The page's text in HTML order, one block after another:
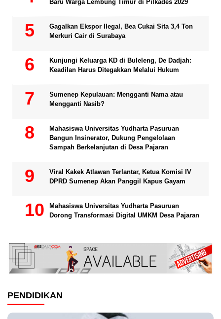
Baru Warga Lembung Timur di Pilkades 2029
Gagalkan Ekspor Ilegal, Bea Cukai Sita 3,4 Ton
Merkuri Cair di Surabaya
Kunjungi Keluarga KD di Buleleng, De Dadjah:
Keadilan Harus Ditegakkan Melalui Hukum
Sumenep Kepulauan: Mengganti Nama atau
Mengganti Nasib?
Mahasiswa Universitas Yudharta Pasuruan
Bangun Insinerator, Dukung Pengelolaan
Sampah Berkelanjutan di Desa Pajaran
Viral Kakek Atlawan Terlantar, Ketua Komisi IV
DPRD Sumenep Akan Panggil Kapus Gayam
Mahasiswa Universitas Yudharta Pasuruan
Dorong Transformasi Digital UMKM Desa Pajaran
PENDIDIKAN